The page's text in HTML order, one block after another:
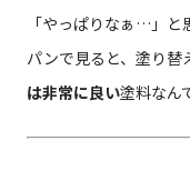
「やっぱりなぁ…」
パンで見ると、塗り替
は非常に良い塗料なん